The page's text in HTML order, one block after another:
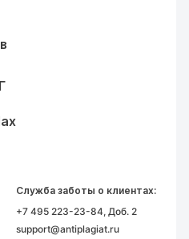
Служба заботы о клиентах:
+7 495 223-23-84, Доб. 2
support@antiplagiat.ru